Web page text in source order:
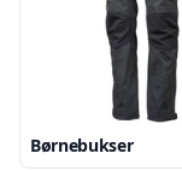
Børnebukser